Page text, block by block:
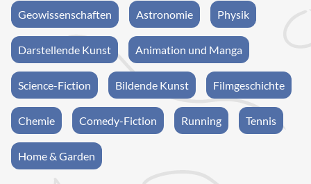
Geowissenschaften Astronomie Physik
Darstellende Kunst Animation und Manga
Science-Fiction Bildende Kunst Filmgeschichte
Chemie Comedy-Fiction Running Tennis
Home & Garden